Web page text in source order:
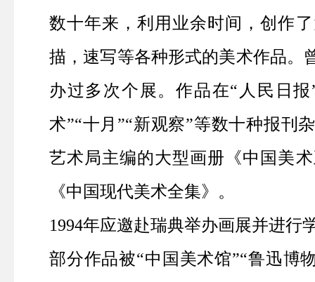
数十年来，利用业余时间，创作
描，速写等各种形式的美术作品。
办过多次个展。作品在“人民日
术”“十月”“新观察”等数十种报刊
艺术局主编的大型画册《中国美
《中国现代美术全集》 。
1994年应邀赴瑞典举办画展并进行
部分作品被“中国美术馆”“鲁迅博